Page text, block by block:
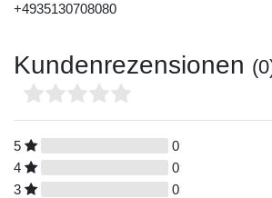
+4935130708080
Kundenrezensionen
5
0
4
0
3
0